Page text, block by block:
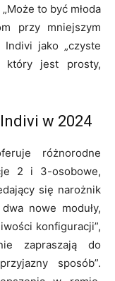
to być młoda
przy mniejszym
jako „czyste
który jest prosty,
w 2024
różnorodne
2 i 3-osobowe,
się narożnik
nowe moduły,
konfiguracji”,
zapraszają do
sposób”.